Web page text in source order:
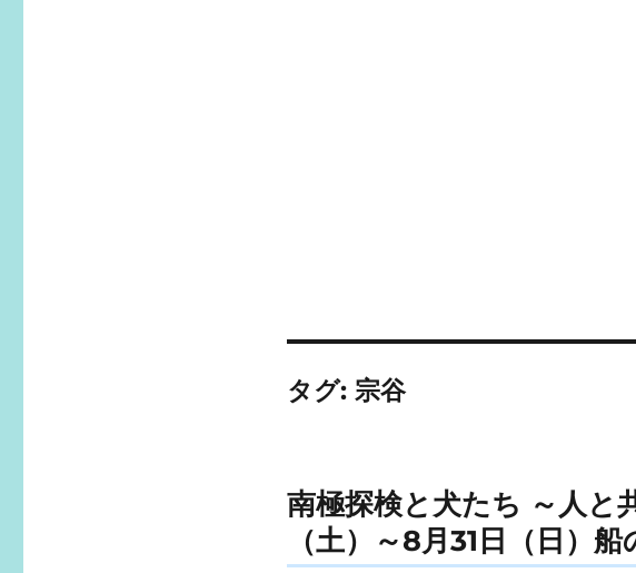
タグ: 宗谷
南極探検と犬たち ～人と
（土）～8月31日（日）